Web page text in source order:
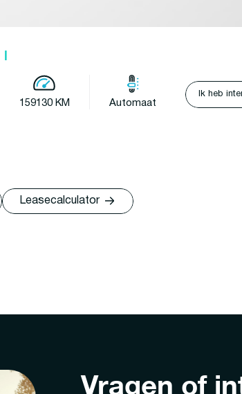
l
159130 KM Automaat
Ik heb
Leasecalculator